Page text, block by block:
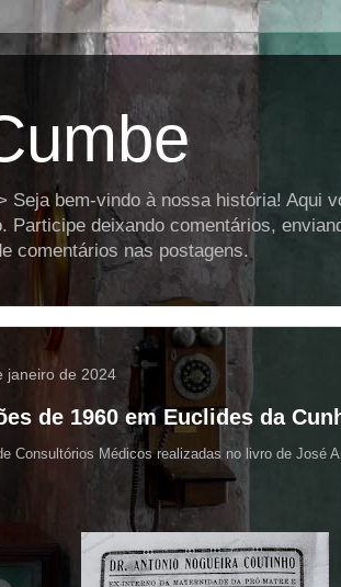
Seja bem-vindo à nossa história! Aqui
Participe deixando comentários,
comentários nas postagens.
janeiro de 2024
de 1960 em Euclides da
Consultórios Médicos realizadas no livro de José